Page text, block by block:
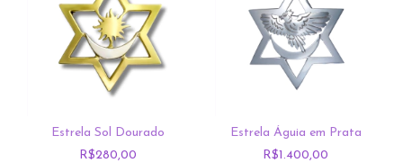
Estrela Sol Dourado
R$280,00
Estrela Águia em Prata
R$1.400,00